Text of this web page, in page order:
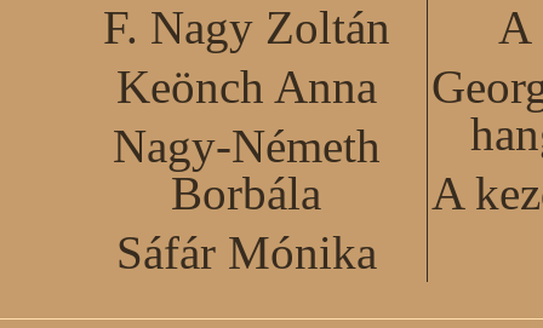
F. Nagy Zoltán
Keönch Anna
Nagy-Németh
Borbála
Sáfár Mónika
A
A